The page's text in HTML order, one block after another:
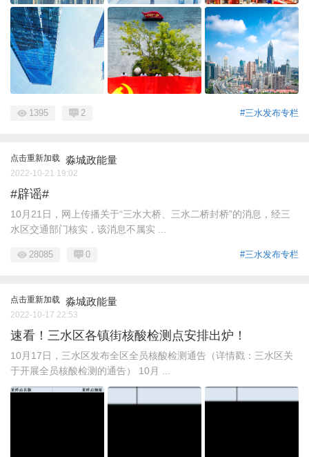
#三水发布专栏
1395 2
点击重新加载 淼城政能量
2022-10-21 19:02
#辟谣#
10月21日，网上传播关于“三水大桥、三水二桥封桥”的消息，经三
水区交通部门核实，该消息不属实 ...
#三水发布专栏
28085 0
点击重新加载 淼城政能量
2022-10-17 22:53
速看！三水区各镇街核酸检测点安排出炉！
10月17日，三水区发布全区全员核酸检测通告（详情戳：三水区关
于开展全员核酸检测的通告） 10月 ...